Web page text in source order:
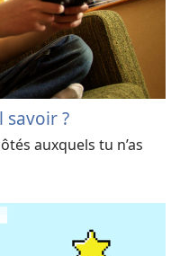
savoir ?
auxquels tu n’as